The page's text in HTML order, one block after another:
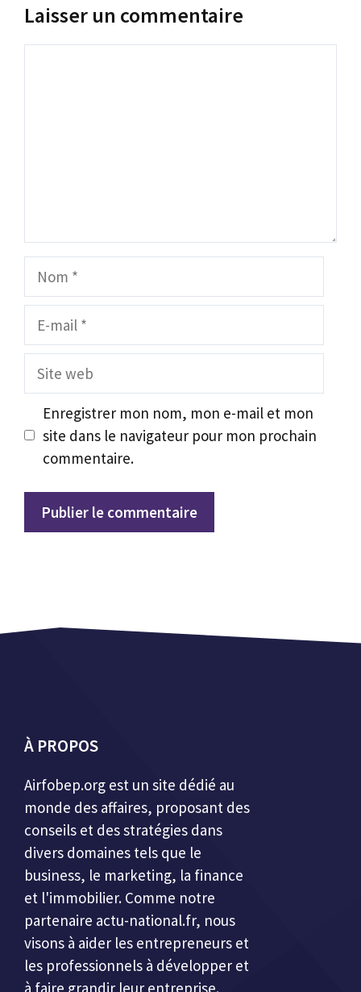
Laisser un commentaire
Nom
Site
Enregistrer mon nom, mon e-mail et mon
site dans le navigateur pour mon prochain
commentaire.
À PROPOS
Airfobep.org est un site dédié au
monde des affaires, proposant des
conseils et des stratégies dans
divers domaines tels que le
business, le marketing, la finance
et l'immobilier. Comme notre
partenaire actu-national.fr, nous
visons à aider les entrepreneurs et
les professionnels à développer et